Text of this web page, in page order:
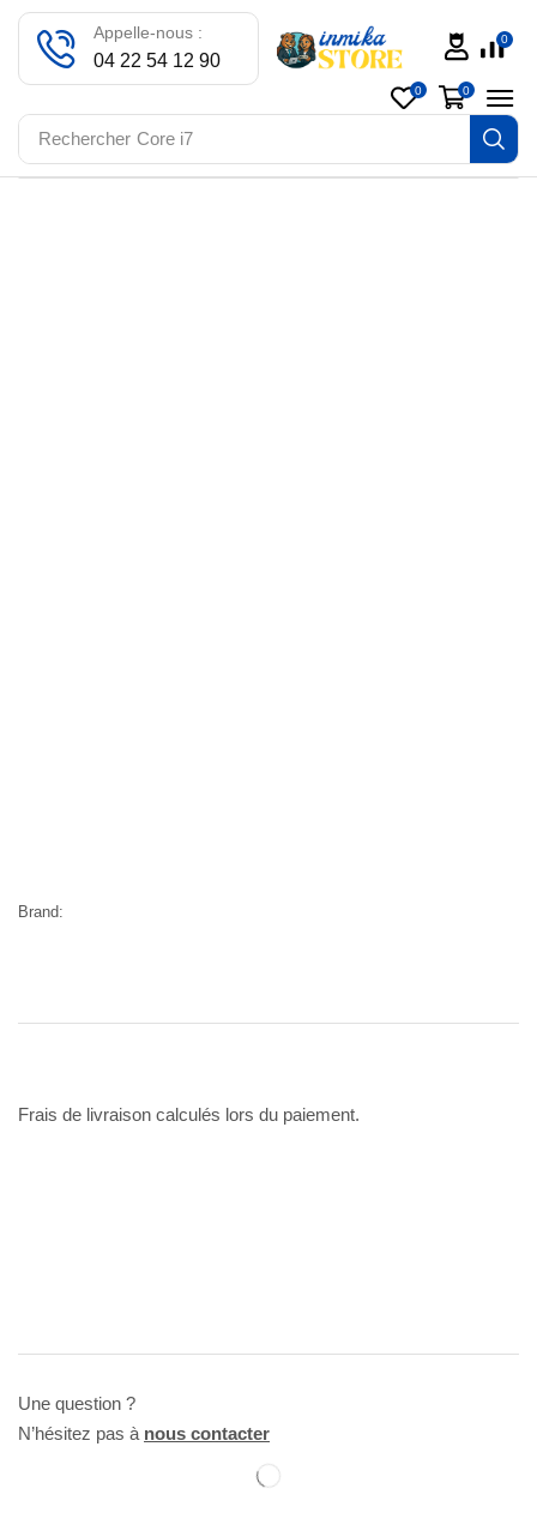
Rechercher Core i7
Appelle-nous :
04 22 54 12 90
0
0 0
Brand:
Frais de livraison calculés lors du paiement.
Une question ?
N’hésitez pas à nous contacter